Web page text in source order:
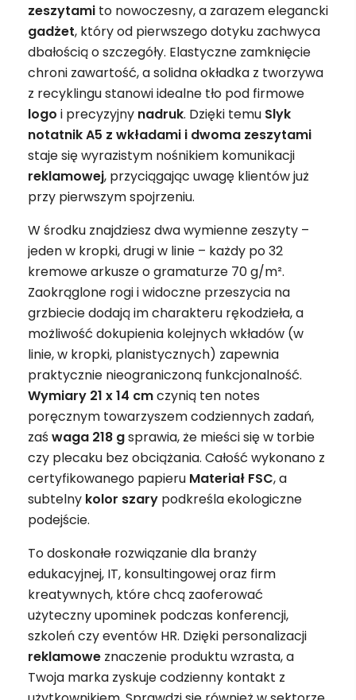
zeszytami to nowoczesny, a zarazem elegancki
gadżet, który od pierwszego dotyku zachwyca
dbałością o szczegóły. Elastyczne zamknięcie
chroni zawartość, a solidna okładka z tworzywa
z recyklingu stanowi idealne tło pod firmowe
logo i precyzyjny nadruk. Dzięki temu Slyk
notatnik A5 z wkładami i dwoma zeszytami
staje się wyrazistym nośnikiem komunikacji
reklamowej, przyciągając uwagę klientów już
przy pierwszym spojrzeniu.
W środku znajdziesz dwa wymienne zeszyty –
jeden w kropki, drugi w linie – każdy po 32
kremowe arkusze o gramaturze 70 g/m².
Zaokrąglone rogi i widoczne przeszycia na
grzbiecie dodają im charakteru rękodzieła, a
możliwość dokupienia kolejnych wkładów (w
linie, w kropki, planistycznych) zapewnia
praktycznie nieograniczoną funkcjonalność.
Wymiary 21 x 14 cmczynią ten notes
poręcznym towarzyszem codziennych zadań,
zaś waga 218 gsprawia, że mieści się w torbie
czy plecaku bez obciążania. Całość wykonano z
certyfikowanego papieru Materiał FSC, a
subtelny kolor szary podkreśla ekologiczne
podejście.
To doskonałe rozwiązanie dla branży
edukacyjnej, IT, konsultingowej oraz firm
kreatywnych, które chcą zaoferować
użyteczny upominek podczas konferencji,
szkoleń czy eventów HR. Dzięki personalizacji
reklamowe znaczenie produktu wzrasta, a
Twoja marka zyskuje codzienny kontakt z